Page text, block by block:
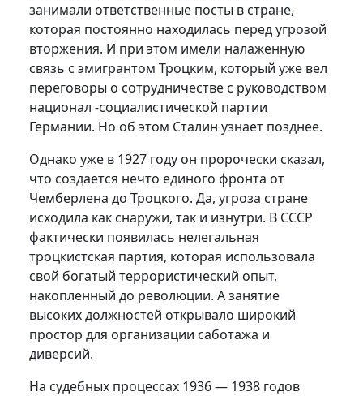
занимали ответственные посты в стране,
которая постоянно находилась перед угрозой
вторжения. И при этом имели налаженную
связь с эмигрантом Троцким, который уже вел
переговоры о сотрудничестве с руководством
национал -социалистической партии
Германии. Но об этом Сталин узнает позднее.
Однако уже в 1927 году он пророчески сказал,
что создается нечто единого фронта от
Чемберлена до Троцкого. Да, угроза стране
исходила как снаружи, так и изнутри. В СССР
фактически появилась нелегальная
троцкистская партия, которая использовала
свой богатый террористический опыт,
накопленный до революции. А занятие
высоких должностей открывало широкий
простор для организации саботажа и
диверсий.
На судебных процессах 1936 — 1938 годов